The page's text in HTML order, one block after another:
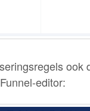
ook
editor: